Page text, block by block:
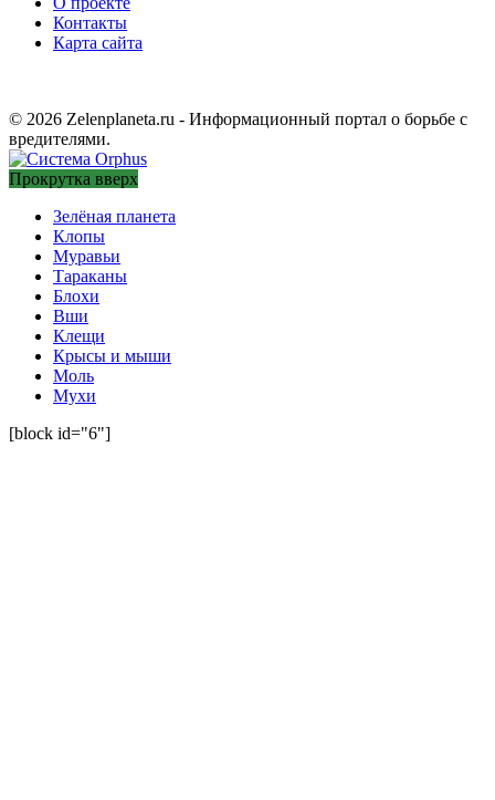
Контакты
Карта сайта
© 2026 Zelenplaneta.ru - Информационный портал о борьбе с
вредителями.
Прокрутка вверх
Зелёная планета
Клопы
Муравьи
Тараканы
Блохи
Вши
Клещи
Крысы и мыши
Моль
Мухи
[block id="6"]